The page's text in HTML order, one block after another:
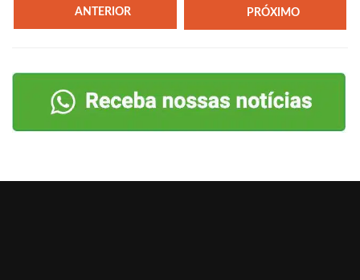
ANTERIOR PRÓXIMO